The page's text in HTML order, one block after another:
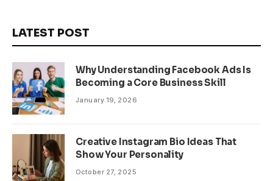
LATEST POST
Why Understanding Facebook Ads Is
Becoming a Core Business Skill
January 19, 2026
Creative Instagram Bio Ideas That
Show Your Personality
October 27, 2025